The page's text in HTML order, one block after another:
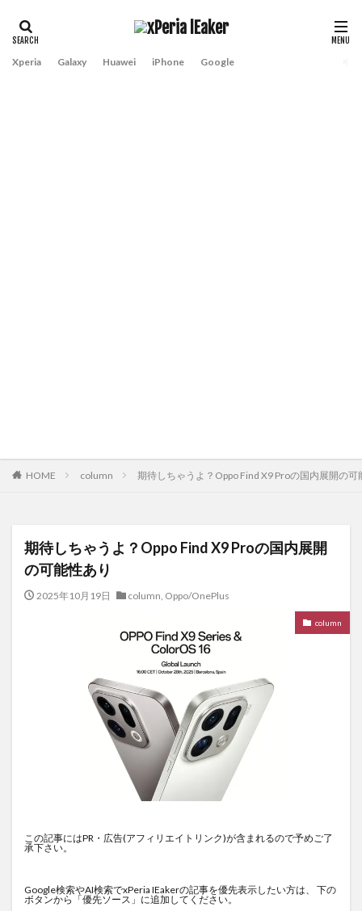
Xperia Galaxy Huawei iPhone Google
HOME column 期待しちゃうよ？Oppo Find X9 Proの国内展開の可
期待しちゃうよ？Oppo Find X9 Proの国内展開
の可能性あり
2025年10月19日 column, Oppo/OnePlus
column
この記事にはPR・広告(アフィリエイトリンク)が含まれるので予めご了
承下さい。
Google検索やAI検索でxPeria IEakerの記事を優先表示したい方は、 下の
ボタンから「優先ソース」に追加してください。